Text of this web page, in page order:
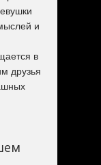
и
в
друзья